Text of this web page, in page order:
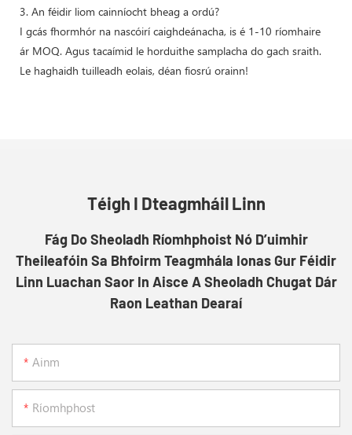
3. An féidir liom cainníocht bheag a ordú?
I gcás fhormhór na nascóirí caighdeánacha, is é 1-10 ríomhaire
ár MOQ. Agus tacaímid le horduithe samplacha do gach sraith.
Le haghaidh tuilleadh eolais, déan fiosrú orainn!
Téigh I Dteagmháil Linn
Fág Do Sheoladh Ríomhphoist Nó D’uimhir
Theileafóin Sa Bhfoirm Teagmhála Ionas Gur Féidir
Linn Luachan Saor In Aisce A Sheoladh Chugat Dár
Raon Leathan Dearaí
Ainm
Ríomhphost